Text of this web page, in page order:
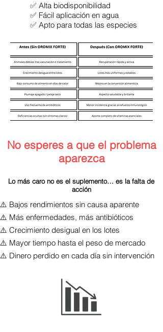
✅ Alta biodisponibilidad
✅ Fácil aplicación en agua
✅ Apto para todas las especies
No esperes a que el problema
aparezca
​Lo más caro no es el suplemento… es la falta de
acción
⚠️ Bajos rendimientos sin causa aparente
⚠️ Más enfermedades, más antibióticos
⚠️ Crecimiento desigual en los lotes
⚠️ Mayor tiempo hasta el peso de mercado
⚠️ Dinero perdido en cada día sin intervención